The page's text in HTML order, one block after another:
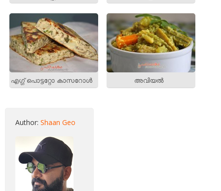
എഗ്ഗ് പൊട്ടറ്റോ കാസറോള്‍ അവിയല്‍
Author: Shaan Geo